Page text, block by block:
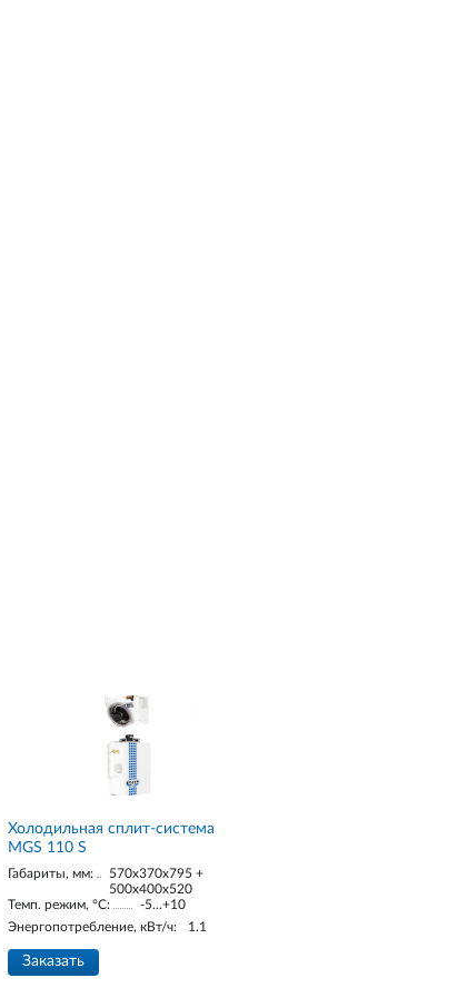
Холодильная сплит-система
MGS 110 S
Габариты, мм:
570x370x795 +
500x400x520
Темп. режим, °С:
-5...+10
Энергопотребление, кВт/ч:
1.1
Заказать